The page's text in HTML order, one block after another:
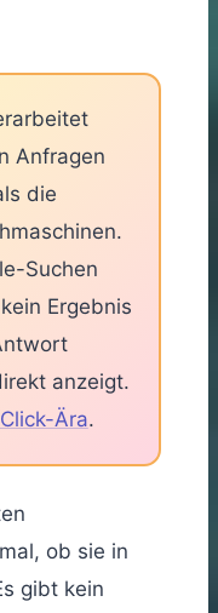
Anfragen
die
Suchen
Ergebnis
anzeigt.
Ära.
ob sie in
gibt kein